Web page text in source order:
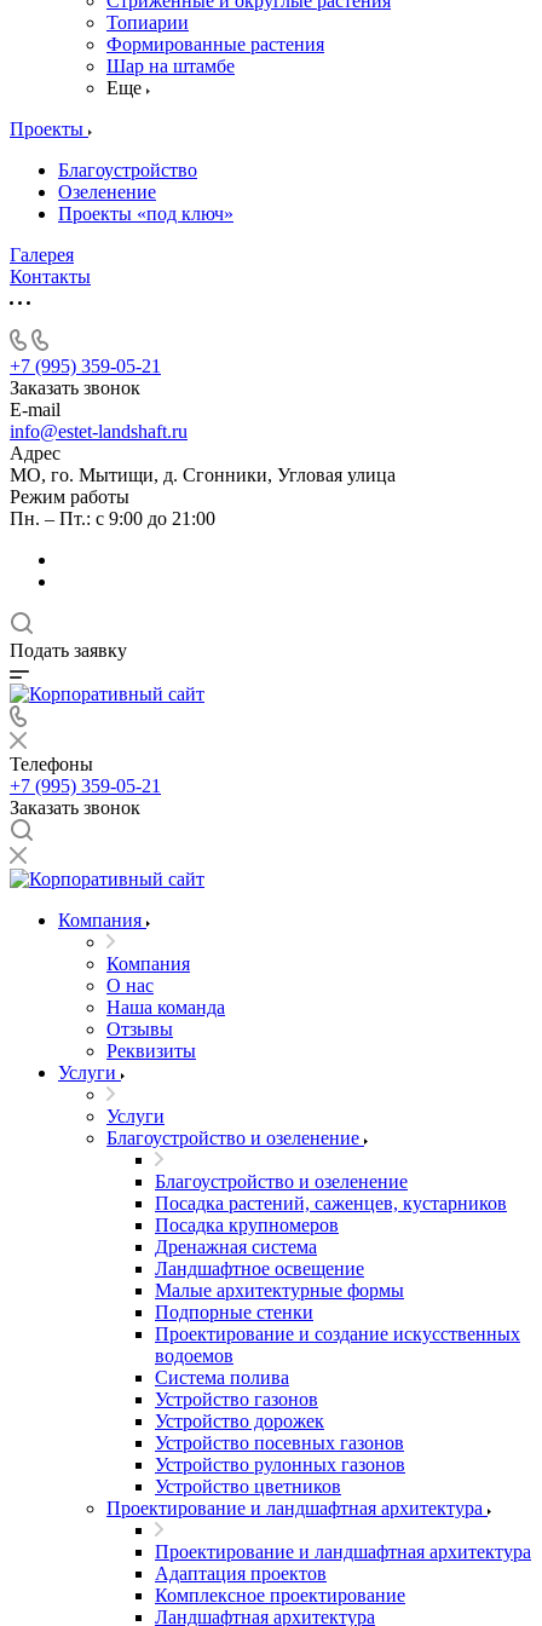
Топиарии
Формированные растения
Шар на штамбе
Еще
Проекты
Благоустройство
Озеленение
Проекты «под ключ»
Галерея
Контакты
+7 (995) 359-05-21
Заказать звонок
E-mail
info@estet-landshaft.ru
Адрес
МО, го. Мытищи, д. Сгонники, Угловая улица
Режим работы
Пн. – Пт.: с 9:00 до 21:00
Подать заявку
Телефоны
+7 (995) 359-05-21
Заказать звонок
Компания
Компания
О нас
Наша команда
Отзывы
Реквизиты
Услуги
Услуги
Благоустройство и озеленение
Благоустройство и озеленение
Посадка растений, саженцев, кустарников
Посадка крупномеров
Дренажная система
Ландшафтное освещение
Малые архитектурные формы
Подпорные стенки
Проектирование и создание искусственных
водоемов
Система полива
Устройство газонов
Устройство дорожек
Устройство посевных газонов
Устройство рулонных газонов
Устройство цветников
Проектирование и ландшафтная архитектура
Проектирование и ландшафтная архитектура
Адаптация проектов
Комплексное проектирование
Ландшафтная архитектура